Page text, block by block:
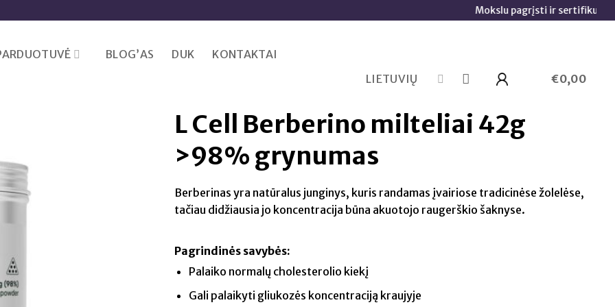
Mokslu pagrįsti ir sertifikuoti papildai 🧬
BLOG’AS DUK
KONTAKTAI
LIETUVIŲ
€0,00
L Cell Berberino milteliai 42g
>98% grynumas
Berberinas yra natūralus junginys, kuris randamas įvairiose tradicinėse žolelėse,
tačiau didžiausia jo koncentracija būna akuotojo raugerškio šaknyse.
Pagrindinės savybės:
Palaiko normalų cholesterolio kiekį
Gali palaikyti gliukozės koncentraciją kraujyje